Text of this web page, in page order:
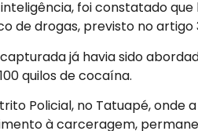
foi constatado
drogas, previsto no artigo
já havia sido
quilos de cocaína.
Policial, no Tatuapé, onde
à carceragem,